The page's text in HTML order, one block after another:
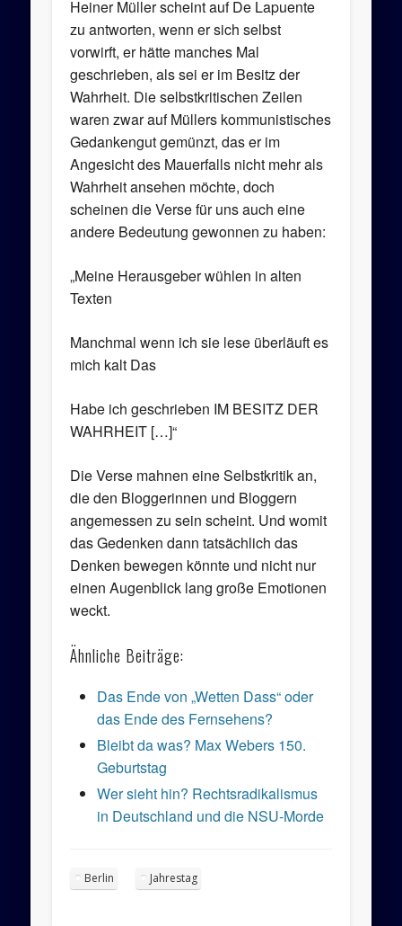
Heiner Müller scheint auf De Lapuente
zu antworten, wenn er sich selbst
vorwirft, er hätte manches Mal
geschrieben, als sei er im Besitz der
Wahrheit. Die selbstkritischen Zeilen
waren zwar auf Müllers kommunistisches
Gedankengut gemünzt, das er im
Angesicht des Mauerfalls nicht mehr als
Wahrheit ansehen möchte, doch
scheinen die Verse für uns auch eine
andere Bedeutung gewonnen zu haben:
„Meine Herausgeber wühlen in alten
Texten
Manchmal wenn ich sie lese überläuft es
mich kalt Das
Habe ich geschrieben IM BESITZ DER
WAHRHEIT […]“
Die Verse mahnen eine Selbstkritik an,
die den Bloggerinnen und Bloggern
angemessen zu sein scheint. Und womit
das Gedenken dann tatsächlich das
Denken bewegen könnte und nicht nur
einen Augenblick lang große Emotionen
weckt.
Ähnliche Beiträge:
Das Ende von „Wetten Dass“ oder
das Ende des Fernsehens?
Bleibt da was? Max Webers 150.
Geburtstag
Wer sieht hin? Rechtsradikalismus
in Deutschland und die NSU-Morde
Berlin Jahrestag